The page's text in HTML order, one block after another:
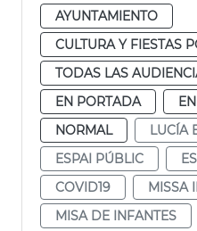
AYUNTAMIENTO
CULTURA Y FIESTAS
TODAS LAS
EN PORTADA
NORMAL
LUCÍA
ESPAI PÚBLIC
COVID19
MISSA
MISA DE INFANTES